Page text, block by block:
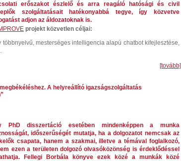
erőszakot észlelő és arra reagáló hatósági és civil
szolgáltatásait hatékonyabbá tegye, így közvetve
adjon az áldozatoknak is.
projekt közvetlen céljai:
többnyelvű, mesterséges intelligenciaalapú chatbot kifejlesztése,
[tovább]
A helyreállító igazságszolgáltatás
PhD disszertáció esetében mindenképpen a munka
időszerűségét mutatja, ha a dolgozatot nemcsak az
csapata, hanem a szakmai, illetve a témával foglalkozó,
ezen a területen dolgozó olvasóközönség is érdeklődéssel
Fellegi Borbála könyve ezek közé a munkák közé